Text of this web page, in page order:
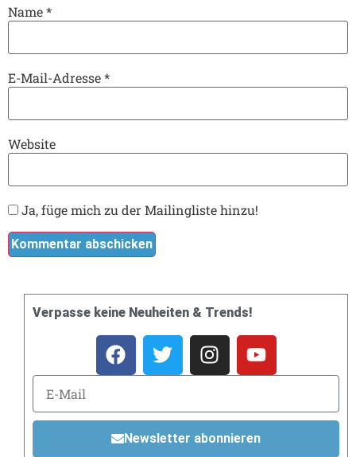
Name*
E-Mail-Adresse*
Website
Ja, füge mich zu der Mailingliste hinzu!
Verpasse keine Neuheiten & Trends!
Newsletter abonnieren